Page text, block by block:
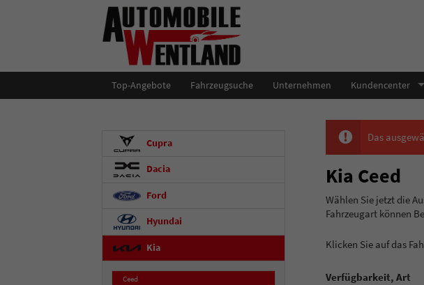
Top-Angebote Fahrzeugsuche Unternehmen Kundencenter
Das
Kia Ceed
Wählen
Fahrzeugart können
Klicken Sie auf das
Verfügbarkeit, Art
Cupra
Dacia
Ford
Hyundai
Kia
Ceed